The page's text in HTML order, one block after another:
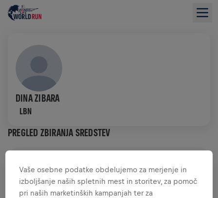
DINA ZIBARA
LBN
PREGLED ZBIRANJA SREDSTEV
ZBRANA SREDSTVA DONIRAJTE
Vaše osebne podatke obdelujemo za merjenje in
izboljšanje naših spletnih mest in storitev, za pomoč
pri naših marketinških kampanjah ter za